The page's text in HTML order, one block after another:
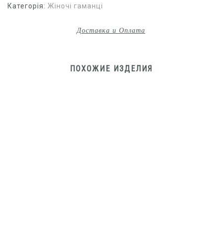
Категорія: Жіночі гаманці
Доставка и Оплата
ПОХОЖИЕ ИЗДЕЛИЯ